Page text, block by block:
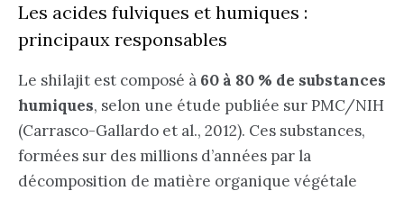
Les acides fulviques et humiques :
principaux responsables
Le shilajit est composé à 60 à 80 % de substances
humiques, selon une étude publiée sur PMC/NIH
(Carrasco-Gallardo et al., 2012). Ces substances,
formées sur des millions d’années par la
décomposition de matière organique végétale